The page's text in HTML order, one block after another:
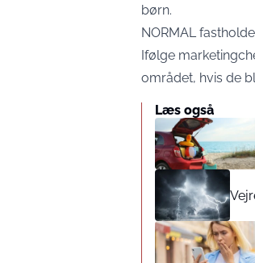
børn.
NORMAL
Ifølge
området, hvis de
Læs også